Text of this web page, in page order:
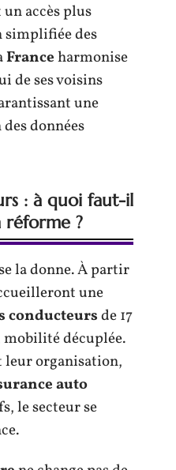
accès plus
simplifiée des
Franceharmonise
de ses voisins
une
données
: à quoi faut-il
réforme ?
la donne. À partir
une
conducteursde 17
mobilité décuplée.
leur organisation,
auto
le secteur se